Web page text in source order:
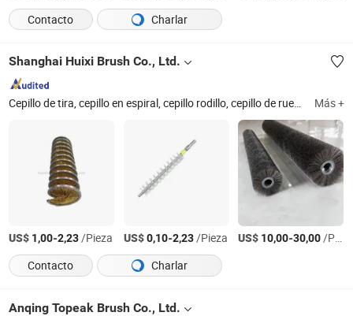
Contacto
Charlar
Shanghai Huixi Brush Co., Ltd.
Cepillo de tira, cepillo en espiral, cepillo rodillo, cepillo de rueda, cepillo disco, cepillo de extremo, cepillo de rasguño, cepillo de tubo, cepillo de limpieza, cepillo industrial Más +
US$ 1,00-2,23/Pieza US$0,10-2,23/Pieza US$ 10,00-30,00/Pieza
Contacto
Charlar
Anqing Topeak Brush Co., Ltd.